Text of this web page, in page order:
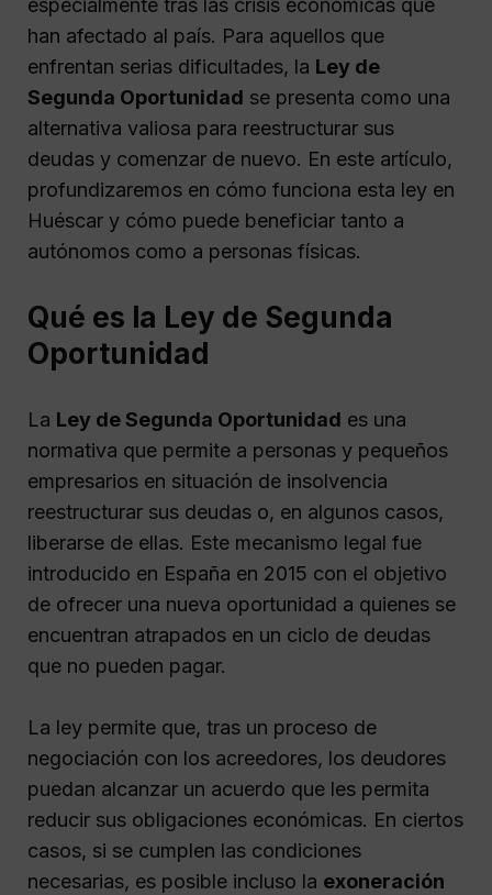
especialmente tras las crisis económicas que
han afectado al país. Para aquellos que
enfrentan serias dificultades, la Ley de
Segunda Oportunidad se presenta como una
alternativa valiosa para reestructurar sus
deudas y comenzar de nuevo. En este artículo,
profundizaremos en cómo funciona esta ley en
Huéscar y cómo puede beneficiar tanto a
autónomos como a personas físicas.
Qué es la Ley de Segunda
Oportunidad
La Ley de Segunda Oportunidad es una
normativa que permite a personas y pequeños
empresarios en situación de insolvencia
reestructurar sus deudas o, en algunos casos,
liberarse de ellas. Este mecanismo legal fue
introducido en España en 2015 con el objetivo
de ofrecer una nueva oportunidad a quienes se
encuentran atrapados en un ciclo de deudas
que no pueden pagar.
La ley permite que, tras un proceso de
negociación con los acreedores, los deudores
puedan alcanzar un acuerdo que les permita
reducir sus obligaciones económicas. En ciertos
casos, si se cumplen las condiciones
necesarias, es posible incluso la exoneración